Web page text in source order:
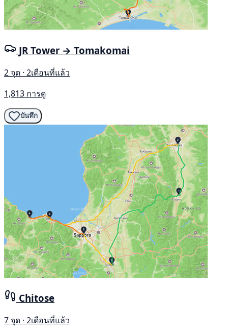
JR Tower → Tomakomai
2 จุด · 2เดือนที่แล้ว
1,813 การดู
บันทึก
Chitose
7 จุด · 2เดือนที่แล้ว